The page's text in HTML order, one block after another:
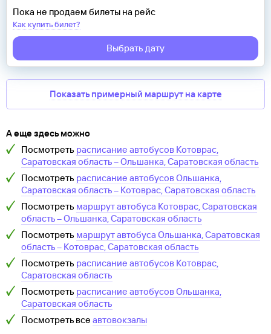
Пока не продаем билеты на рейс
Как купить билет?
Выбрать дату
Показать примерный маршрут на карте
А еще здесь можно
Посмотреть расписание автобусов Котоврас,
Саратовская область–Ольшанка, Саратовская область
Посмотреть расписание автобусовОльшанка,
Саратовская область– Котоврас, Саратовская область
Посмотреть маршрут автобуса Котоврас, Саратовская
область–Ольшанка, Саратовская область
Посмотреть маршрут автобуса Ольшанка, Саратовская
область– Котоврас, Саратовская область
Посмотреть расписание автобусов Котоврас,
Саратовская область
Посмотреть расписание автобусовОльшанка,
Саратовская область
Посмотреть все автовокзалы